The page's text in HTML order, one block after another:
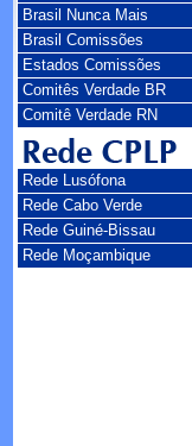
Brasil Nunca Mais
Brasil Comissões
Estados Comissões
Comitês Verdade BR
Comitê Verdade RN
Rede Lusófona
Rede Cabo Verde
Rede Guiné-Bissau
Rede Moçambique